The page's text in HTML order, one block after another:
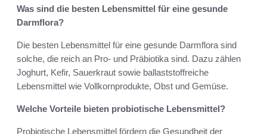
Was sind die besten Lebensmittel für eine gesunde
Darmflora?
Die besten Lebensmittel für eine gesunde Darmflora sind
solche, die reich an Pro- und Präbiotika sind. Dazu zählen
Joghurt, Kefir, Sauerkraut sowie ballaststoffreiche
Lebensmittel wie Vollkornprodukte, Obst und Gemüse.
Welche Vorteile bieten probiotische Lebensmittel?
Probiotische Lebensmittel fördern die Gesundheit der